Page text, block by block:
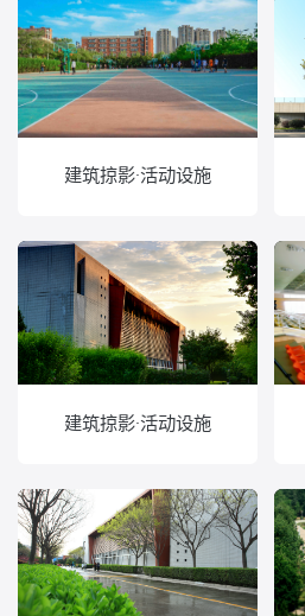
建筑掠影·活动设施
建筑掠影·活动设施